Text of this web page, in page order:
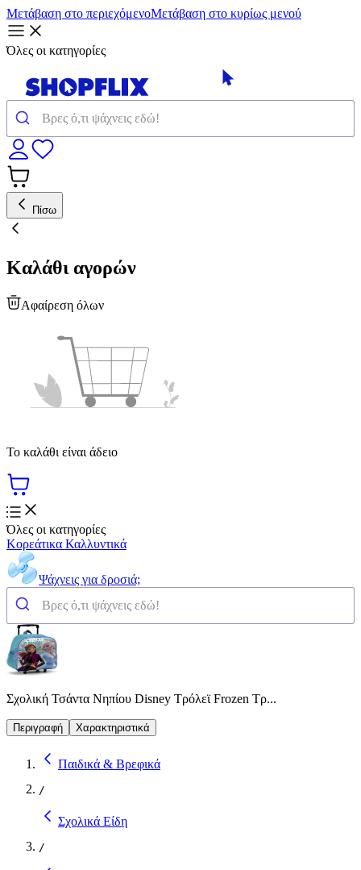
Μετάβαση στο περιεχόμενοΜετάβαση στο κυρίως μενού
Όλες οι κατηγορίες
Πίσω
Καλάθι αγορών
Αφαίρεση όλων
Το καλάθι είναι άδειο
Όλες οι κατηγορίες
Κορεάτικα Καλλυντικά
Ψάχνεις για δροσιά;
Σχολική Τσάντα Νηπίου Disney Τρόλεϊ Frozen Τρ...
Περιγραφή Χαρακτηριστικά
Παιδικά & Βρεφικά
/
Σχολικά Είδη
/